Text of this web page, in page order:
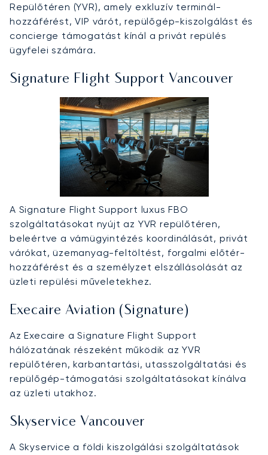
Repülőtéren (YVR), amely exkluzív terminál-
hozzáférést, VIP várót, repülőgép-kiszolgálást és
concierge támogatást kínál a privát repülés
ügyfelei számára.
Signature Flight Support Vancouver
A Signature Flight Support luxus FBO
szolgáltatásokat nyújt az YVR repülőtéren,
beleértve a vámügyintézés koordinálását, privát
várókat, üzemanyag-feltöltést, forgalmi előtér-
hozzáférést és a személyzet elszállásolását az
üzleti repülési műveletekhez.
Execaire Aviation (Signature)
Az Execaire a Signature Flight Support
hálózatának részeként működik az YVR
repülőtéren, karbantartási, utasszolgáltatási és
repülőgép-támogatási szolgáltatásokat kínálva
az üzleti utakhoz.
Skyservice Vancouver
A Skyservice a földi kiszolgálási szolgáltatások